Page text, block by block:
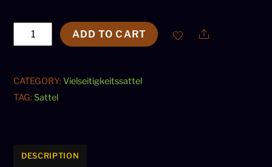
Sommer
Opus
Hollywood
Bright
quantity
ADD TO CART Share
CATEGORY:Vielseitigkeitssattel
TAG: Sattel
DESCRIPTION